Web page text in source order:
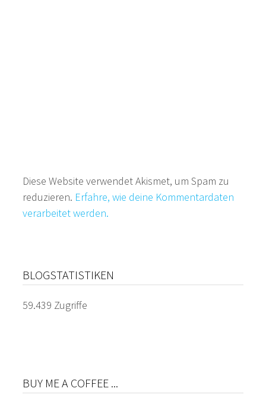
Diese Website verwendet Akismet, um Spam zu
reduzieren. Erfahre, wie deine Kommentardaten
verarbeitet werden.
BLOGSTATISTIKEN
59.439 Zugriffe
BUY ME A COFFEE ...